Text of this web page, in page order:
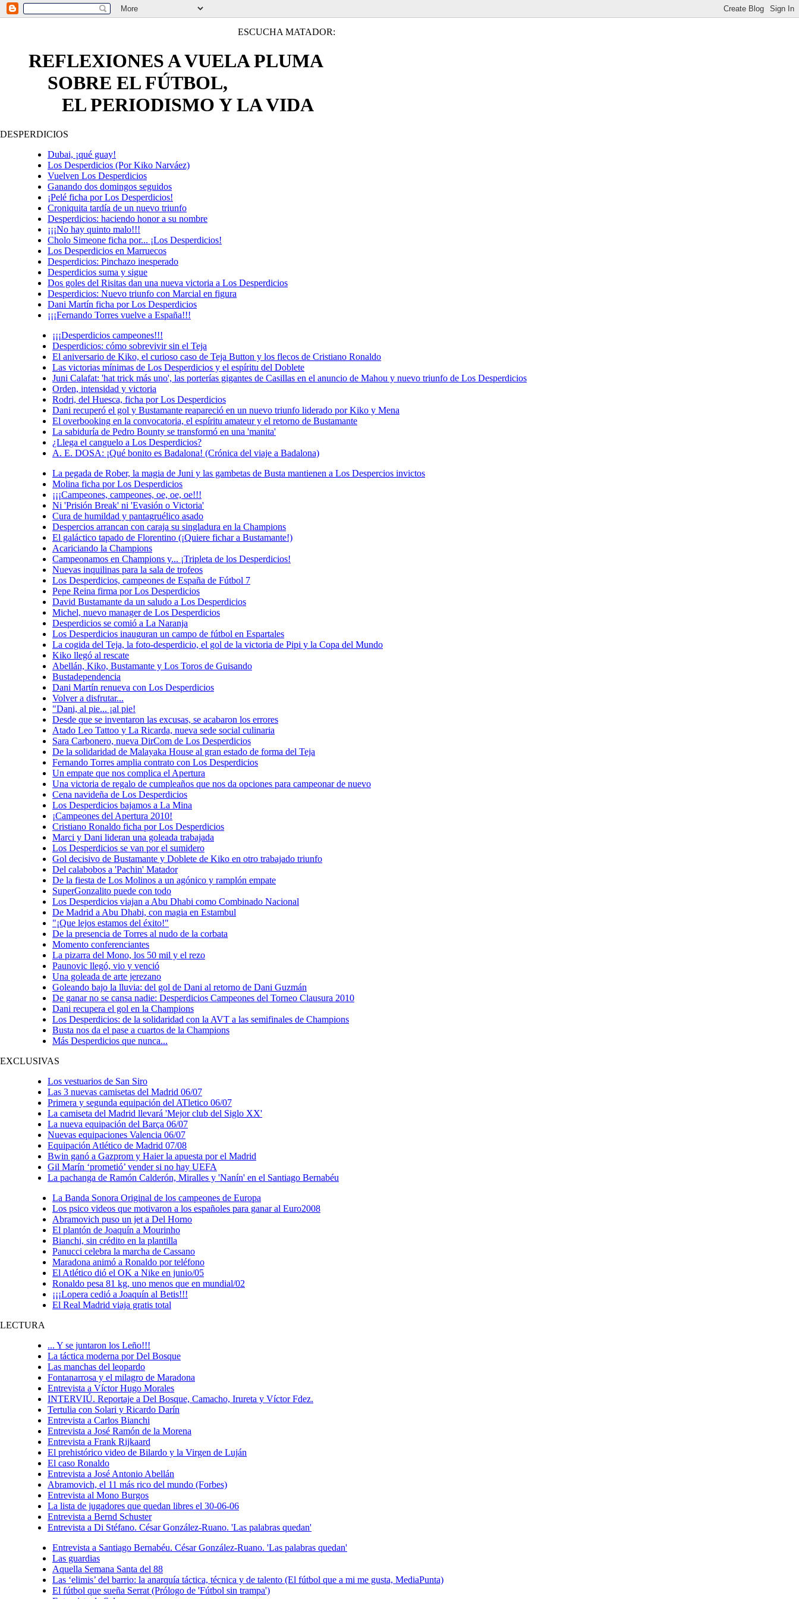
ESCUCHA MATADOR:
REFLEXIONES A VUELA PLUMA
SOBRE EL FÚTBOL,
EL PERIODISMO Y LA VIDA
DESPERDICIOS
Dubai, ¡qué guay!
Los Desperdicios (Por Kiko Narváez)
Vuelven Los Desperdicios
Ganando dos domingos seguidos
¡Pelé ficha por Los Desperdicios!
Croniquita tardía de un nuevo triunfo
Desperdicios: haciendo honor a su nombre
¡¡¡No hay quinto malo!!!
Cholo Simeone ficha por... ¡Los Desperdicios!
Los Desperdicios en Marruecos
Desperdicios: Pinchazo inesperado
Desperdicios suma y sigue
Dos goles del Risitas dan una nueva victoria a Los Desperdicios
Desperdicios: Nuevo triunfo con Marcial en figura
Dani Martín ficha por Los Desperdicios
¡¡¡Fernando Torres vuelve a España!!!
¡¡¡Desperdicios campeones!!!
Desperdicios: cómo sobrevivir sin el Teja
El aniversario de Kiko, el curioso caso de Teja Button y los flecos de Cristiano Ronaldo
Las victorias mínimas de Los Desperdicios y el espíritu del Doblete
Juni Calafat: 'hat trick más uno', las porterías gigantes de Casillas en el anuncio de Mahou y nuevo triunfo de Los Desperdicios
Orden, intensidad y victoria
Rodri, del Huesca, ficha por Los Desperdicios
Dani recuperó el gol y Bustamante reapareció en un nuevo triunfo liderado por Kiko y Mena
El overbooking en la convocatoria, el espíritu amateur y el retorno de Bustamante
La sabiduría de Pedro Bounty se transformó en una 'manita'
¿Llega el canguelo a Los Desperdicios?
A. E. DOSA: ¡Qué bonito es Badalona! (Crónica del viaje a Badalona)
La pegada de Rober, la magia de Juni y las gambetas de Busta mantienen a Los Despercios invictos
Molina ficha por Los Desperdicios
¡¡¡Campeones, campeones, oe, oe, oe!!!
Ni 'Prisión Break' ni 'Evasión o Victoria'
Cura de humildad y pantagruélico asado
Despercios arrancan con caraja su singladura en la Champions
El galáctico tapado de Florentino (¡Quiere fichar a Bustamante!)
Acariciando la Champions
Campeonamos en Champions y... ¡Tripleta de los Desperdicios!
Nuevas inquilinas para la sala de trofeos
Los Desperdicios, campeones de España de Fútbol 7
Pepe Reina firma por Los Desperdicios
David Bustamante da un saludo a Los Desperdicios
Michel, nuevo manager de Los Desperdicios
Desperdicios se comió a La Naranja
Los Desperdicios inauguran un campo de fútbol en Espartales
La cogida del Teja, la foto-desperdicio, el gol de la victoria de Pipi y la Copa del Mundo
Kiko llegó al rescate
Abellán, Kiko, Bustamante y Los Toros de Guisando
Bustadependencia
Dani Martín renueva con Los Desperdicios
Volver a disfrutar...
"Dani, al pie... ¡al pie!
Desde que se inventaron las excusas, se acabaron los errores
Atado Leo Tattoo y La Ricarda, nueva sede social culinaria
Sara Carbonero, nueva DirCom de Los Desperdicios
De la solidaridad de Malayaka House al gran estado de forma del Teja
Fernando Torres amplia contrato con Los Desperdicios
Un empate que nos complica el Apertura
Una victoria de regalo de cumpleaños que nos da opciones para campeonar de nuevo
Cena navideña de Los Desperdicios
Los Desperdicios bajamos a La Mina
¡Campeones del Apertura 2010!
Cristiano Ronaldo ficha por Los Desperdicios
Marci y Dani lideran una goleada trabajada
Los Desperdicios se van por el sumidero
Gol decisivo de Bustamante y Doblete de Kiko en otro trabajado triunfo
Del calabobos a 'Pachin' Matador
De la fiesta de Los Molinos a un agónico y ramplón empate
SuperGonzalito puede con todo
Los Desperdicios viajan a Abu Dhabi como Combinado Nacional
De Madrid a Abu Dhabi, con magia en Estambul
"¡Que lejos estamos del éxito!"
De la presencia de Torres al nudo de la corbata
Momento conferenciantes
La pizarra del Mono, los 50 mil y el rezo
Paunovic llegó, vio y venció
Una goleada de arte jerezano
Goleando bajo la lluvia: del gol de Dani al retorno de Dani Guzmán
De ganar no se cansa nadie: Desperdicios Campeones del Torneo Clausura 2010
Dani recupera el gol en la Champions
Los Desperdicios: de la solidaridad con la AVT a las semifinales de Champions
Busta nos da el pase a cuartos de la Champions
Más Desperdicios que nunca...
EXCLUSIVAS
Los vestuarios de San Siro
Las 3 nuevas camisetas del Madrid 06/07
Primera y segunda equipación del ATletico 06/07
La camiseta del Madrid llevará 'Mejor club del Siglo XX'
La nueva equipación del Barça 06/07
Nuevas equipaciones Valencia 06/07
Equipación Atlético de Madrid 07/08
Bwin ganó a Gazprom y Haier la apuesta por el Madrid
Gil Marín ‘prometió’ vender si no hay UEFA
La pachanga de Ramón Calderón, Miralles y 'Nanín' en el Santiago Bernabéu
La Banda Sonora Original de los campeones de Europa
Los psico videos que motivaron a los españoles para ganar al Euro2008
Abramovich puso un jet a Del Horno
El plantón de Joaquín a Mourinho
Bianchi, sin crédito en la plantilla
Panucci celebra la marcha de Cassano
Maradona animó a Ronaldo por teléfono
El Atlético dió el OK a Nike en junio/05
Ronaldo pesa 81 kg, uno menos que en mundial/02
¡¡¡Lopera cedió a Joaquín al Betis!!!
El Real Madrid viaja gratis total
LECTURA
... Y se juntaron los Leño!!!
La táctica moderna por Del Bosque
Las manchas del leopardo
Fontanarrosa y el milagro de Maradona
Entrevista a Víctor Hugo Morales
INTERVIÚ. Reportaje a Del Bosque, Camacho, Irureta y Víctor Fdez.
Tertulia con Solari y Ricardo Darín
Entrevista a Carlos Bianchi
Entrevista a José Ramón de la Morena
Entrevista a Frank Rijkaard
El prehistórico video de Bilardo y la Virgen de Luján
El caso Ronaldo
Entrevista a José Antonio Abellán
Abramovich, el 11 más rico del mundo (Forbes)
Entrevista al Mono Burgos
La lista de jugadores que quedan libres el 30-06-06
Entrevista a Bernd Schuster
Entrevista a Di Stéfano. César González-Ruano. 'Las palabras quedan'
Entrevista a Santiago Bernabéu. César González-Ruano. 'Las palabras quedan'
Las guardias
Aquella Semana Santa del 88
Las ‘elimis’ del barrio: la anarquía táctica, técnica y de talento (El fútbol que a mi me gusta, MediaPunta)
El fútbol que sueña Serrat (Prólogo de 'Fútbol sin trampa')